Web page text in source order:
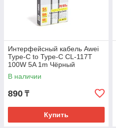
Интерфейсный кабель Awei
Type-C to Type-C CL-117T
100W 5A 1m Чёрный
В наличии
890 ₸
Купить